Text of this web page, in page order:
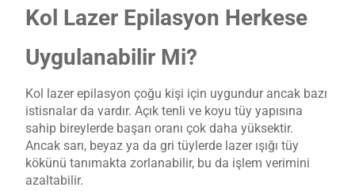
Kol Lazer Epilasyon Herkese
Uygulanabilir Mi?
Kol lazer epilasyon çoğu kişi için uygundur ancak bazı
istisnalar da vardır. Açık tenli ve koyu tüy yapısına
sahip bireylerde başarı oranı çok daha yüksektir.
Ancak sarı, beyaz ya da gri tüylerde lazer ışığı tüy
kökünü tanımakta zorlanabilir, bu da işlem verimini
azaltabilir.